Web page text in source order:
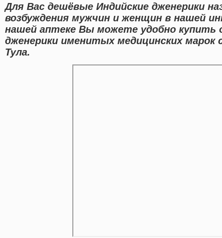
Для Вас дешёвые Индийские дженерики
возбуждения мужчин и женщин в нашей
нашей аптеке Вы можете удобно купить
дженерики именитых медицинских марок
Тула.